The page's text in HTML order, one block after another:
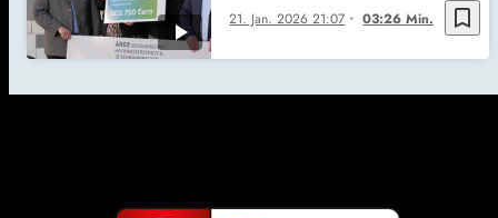
bookmark_border
21. Jan. 202621:07 03:26 Min.